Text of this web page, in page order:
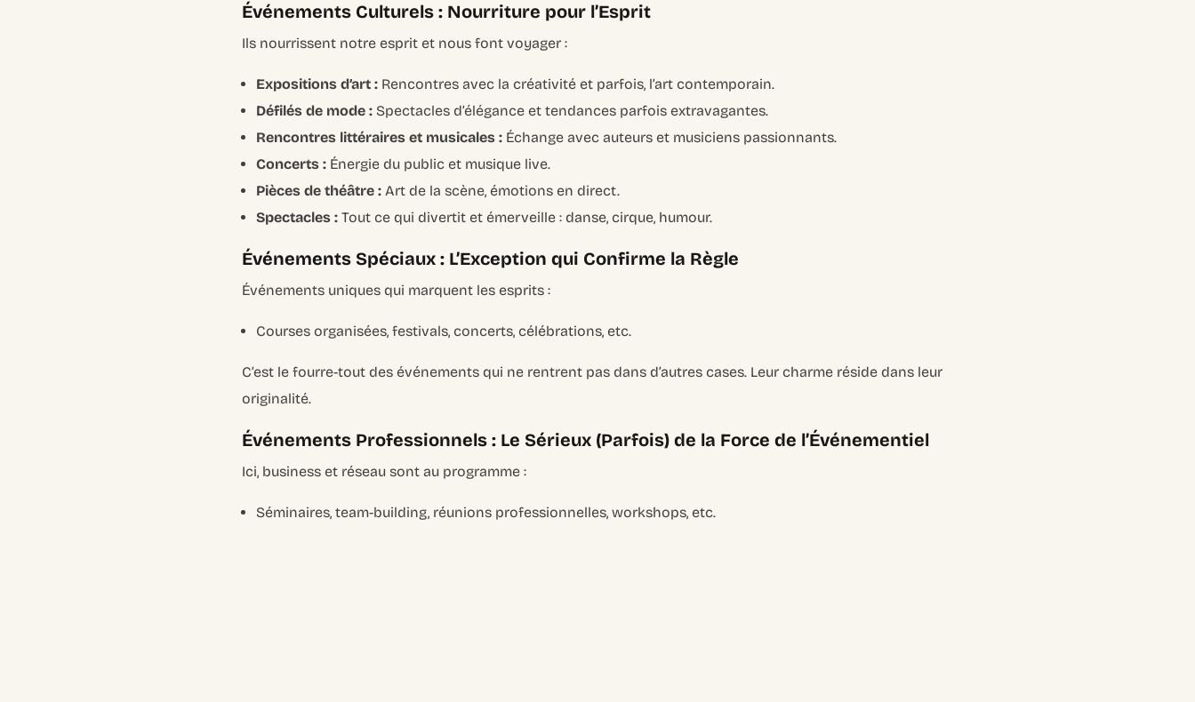
Événements Culturels : Nourriture pour l’Esprit
Ils nourrissent notre esprit et nous font voyager :
Expositions d’art : Rencontres avec la créativité et parfois, l’art contemporain.
Défilés de mode : Spectacles d’élégance et tendances parfois extravagantes.
Rencontres littéraires et musicales : Échange avec auteurs et musiciens passionnants.
Concerts : Énergie du public et musique live.
Pièces de théâtre : Art de la scène, émotions en direct.
Spectacles : Tout ce qui divertit et émerveille : danse, cirque, humour.
Événements Spéciaux : L’Exception qui Confirme la Règle
Événements uniques qui marquent les esprits :
Courses organisées, festivals, concerts, célébrations, etc.
C’est le fourre-tout des événements qui ne rentrent pas dans d’autres cases. Leur charme réside dans leur
originalité.
Événements Professionnels : Le Sérieux (Parfois) de la Force de l’Événementiel
Ici, business et réseau sont au programme :
Séminaires, team-building, réunions professionnelles, workshops, etc.